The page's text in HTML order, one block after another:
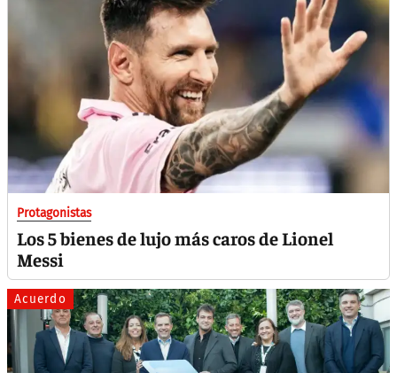
Protagonistas
Los 5 bienes de lujo más caros de Lionel
Messi
Acuerdo